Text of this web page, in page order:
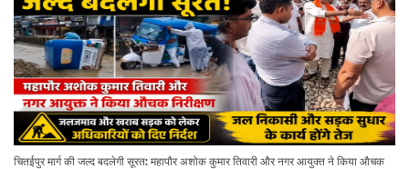
चितईपुर मार्ग की जल्द बदलेगी सूरत: महापौर अशोक कुमार तिवारी और नगर आयुक्त ने किया औचक